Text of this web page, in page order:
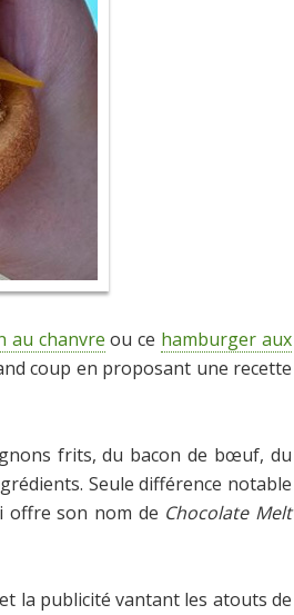
au chanvre ou ce hamburger aux
coup en proposant une recette
frits, du bacon de bœuf, du
Seule différence notable
offre son nom de Chocolate Melt
la publicité vantant les atouts de